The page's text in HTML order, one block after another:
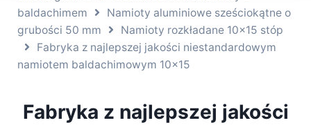
baldachimem
Namioty aluminiowe sześciokątne o
grubości 50 mm
Namioty rozkładane 10x15 stóp
Fabryka z najlepszej jakości niestandardowym
namiotem baldachimowym 10×15
Fabryka z najlepszej jakości